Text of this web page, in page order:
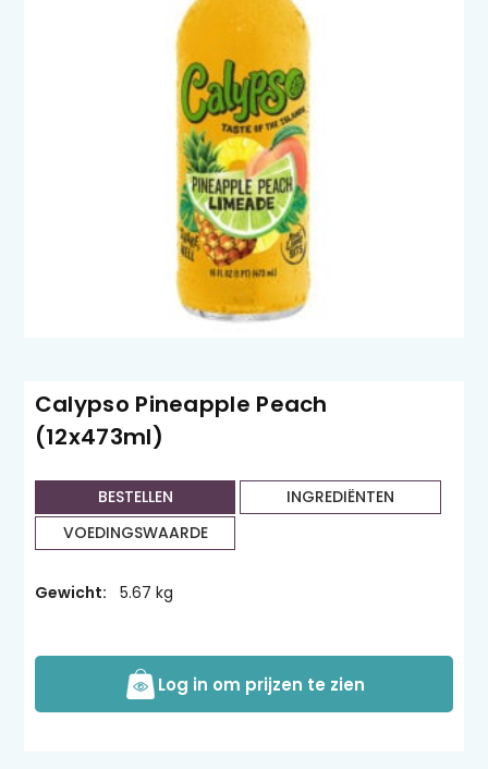
Calypso Pineapple Peach
(12x473ml)
BESTELLEN
INGREDIËNTEN
VOEDINGSWAARDE
Gewicht: 5.67 kg
Log in om prijzen te zien